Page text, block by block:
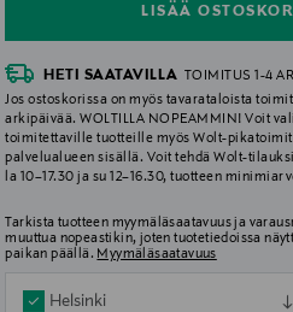
LISÄÄ
HETI SAATAVILLA
TOIMITUS 1-4
Jos ostoskorissa on myös tavarataloista
arkipäivää. WOLTILLA NOPEAMMIN! Voit
toimitettaville tuotteille myös Wolt-
palvelualueen sisällä. Voit tehdä Wolt-
la 10–17.30 ja su 12–16.30, tuotteen
Tarkista tuotteen myymäläsaatavuus ja
muuttua nopeastikin, joten tuotetiedoissa
paikan päällä. Myymäläsaatavuus
Helsinki